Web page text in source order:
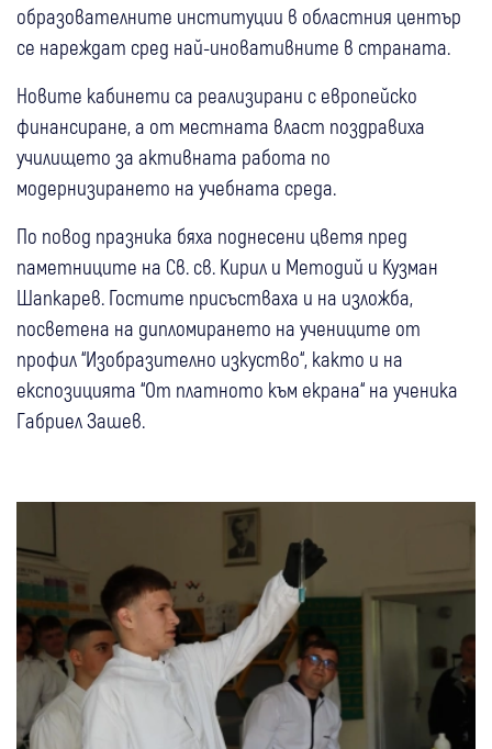
образователните институции в областния център
се нареждат сред най-иновативните в страната.
Новите кабинети са реализирани с европейско
финансиране, а от местната власт поздравиха
училището за активната работа по
модернизирането на учебната среда.
По повод празника бяха поднесени цветя пред
паметниците на Св. св. Кирил и Методий и Кузман
Шапкарев. Гостите присъстваха и на изложба,
посветена на дипломирането на учениците от
профил “Изобразително изкуство“, както и на
експозицията “От платното към екрана“ на ученика
Габриел Зашев.